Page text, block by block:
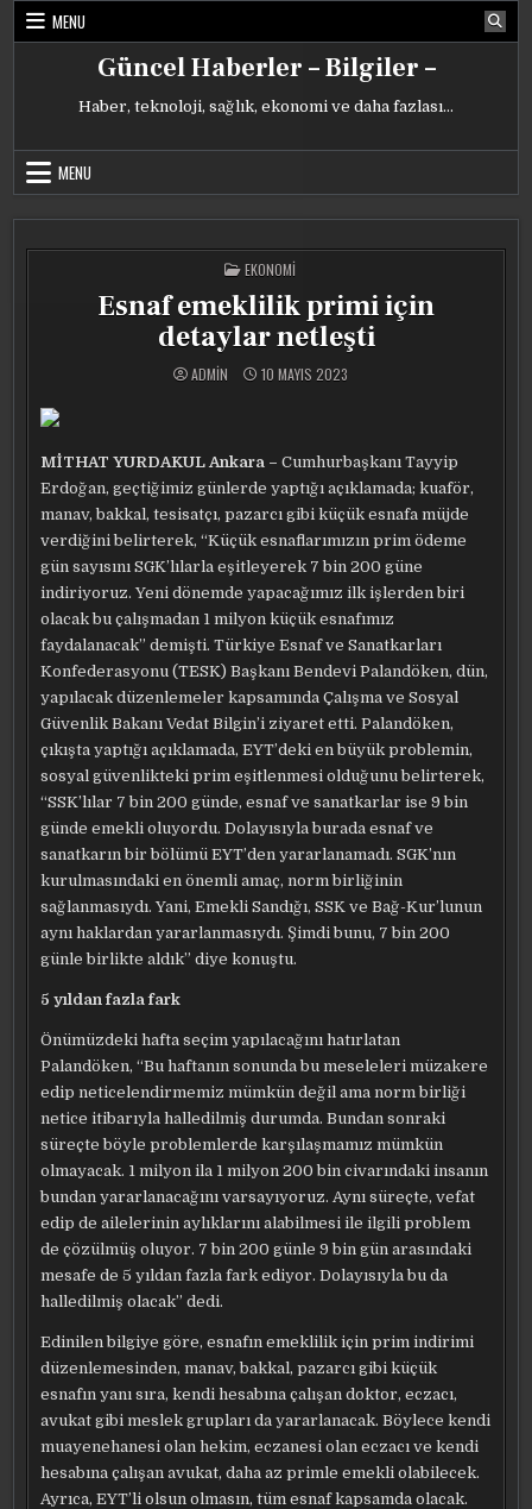
Skip
MENU
Güncel Haberler – Bilgiler –
Haber, teknoloji, sağlık, ekonomi ve daha fazlası…
MENU
POSTED
IN
EKONOMI
Esnaf emeklilik primi için
detaylar netleşti
ADMIN 10 MAYIS 2023
MİTHAT YURDAKUL Ankara – Cumhurbaşkanı Tayyip
Erdoğan, geçtiğimiz günlerde yaptığı açıklamada; kuaför,
manav, bakkal, tesisatçı, pazarcı gibi küçük esnafa müjde
verdiğini belirterek, “Küçük esnaflarımızın prim ödeme
gün sayısını SGK’lılarla eşitleyerek 7 bin 200 güne
indiriyoruz. Yeni dönemde yapacağımız ilk işlerden biri
olacak bu çalışmadan 1 milyon küçük esnafımız
faydalanacak” demişti. Türkiye Esnaf ve Sanatkarları
Konfederasyonu (TESK) Başkanı Bendevi Palandöken, dün,
yapılacak düzenlemeler kapsamında Çalışma ve Sosyal
Güvenlik Bakanı Vedat Bilgin’i ziyaret etti. Palandöken,
çıkışta yaptığı açıklamada, EYT’deki en büyük problemin,
sosyal güvenlikteki prim eşitlenmesi olduğunu belirterek,
“SSK’lılar 7 bin 200 günde, esnaf ve sanatkarlar ise 9 bin
günde emekli oluyordu. Dolayısıyla burada esnaf ve
sanatkarın bir bölümü EYT’den yararlanamadı. SGK’nın
kurulmasındaki en önemli amaç, norm birliğinin
sağlanmasıydı. Yani, Emekli Sandığı, SSK ve Bağ-Kur’lunun
aynı haklardan yararlanmasıydı. Şimdi bunu, 7 bin 200
günle birlikte aldık” diye konuştu.
5 yıldan fazla fark
Önümüzdeki hafta seçim yapılacağını hatırlatan
Palandöken, “Bu haftanın sonunda bu meseleleri müzakere
edip neticelendirmemiz mümkün değil ama norm birliği
netice itibarıyla halledilmiş durumda. Bundan sonraki
süreçte böyle problemlerde karşılaşmamız mümkün
olmayacak. 1 milyon ila 1 milyon 200 bin civarındaki insanın
bundan yararlanacağını varsayıyoruz. Aynı süreçte, vefat
edip de ailelerinin aylıklarını alabilmesi ile ilgili problem
de çözülmüş oluyor. 7 bin 200 günle 9 bin gün arasındaki
mesafe de 5 yıldan fazla fark ediyor. Dolayısıyla bu da
halledilmiş olacak” dedi.
Edinilen bilgiye göre, esnafın emeklilik için prim indirimi
düzenlemesinden, manav, bakkal, pazarcı gibi küçük
esnafın yanı sıra, kendi hesabına çalışan doktor, eczacı,
avukat gibi meslek grupları da yararlanacak. Böylece kendi
muayenehanesi olan hekim, eczanesi olan eczacı ve kendi
hesabına çalışan avukat, daha az primle emekli olabilecek.
Ayrıca, EYT’li olsun olmasın, tüm esnaf kapsamda olacak.